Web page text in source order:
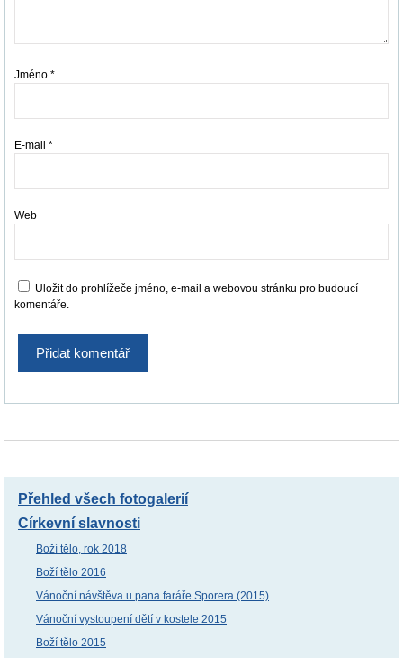
Jméno *
E-mail *
Web
Uložit do prohlížeče jméno, e-mail a webovou stránku pro budoucí
komentáře.
Přehled všech fotogalerií
Církevní slavnosti
Boží tělo, rok 2018
Boží tělo 2016
Vánoční návštěva u pana faráře Sporera (2015)
Vánoční vystoupení dětí v kostele 2015
Boží tělo 2015